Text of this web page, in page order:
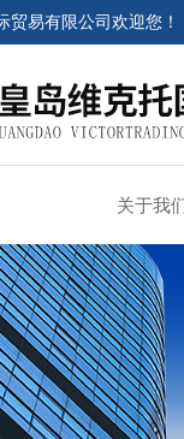
贸易有限公司欢迎您！
关于我